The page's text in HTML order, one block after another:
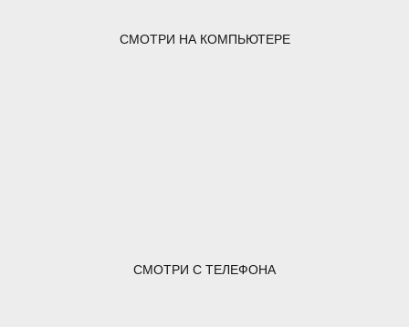
СМОТРИ НА КОМПЬЮТЕРЕ
СМОТРИ С ТЕЛЕФОНА